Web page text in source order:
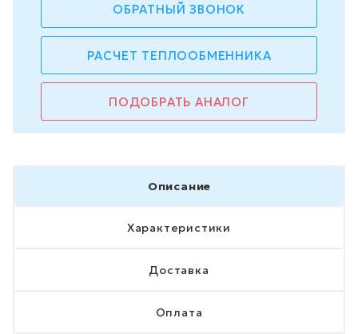
ОБРАТНЫЙ ЗВОНОК
РАСЧЕТ ТЕПЛООБМЕННИКА
ПОДОБРАТЬ АНАЛОГ
Описание
Характеристики
Доставка
Оплата